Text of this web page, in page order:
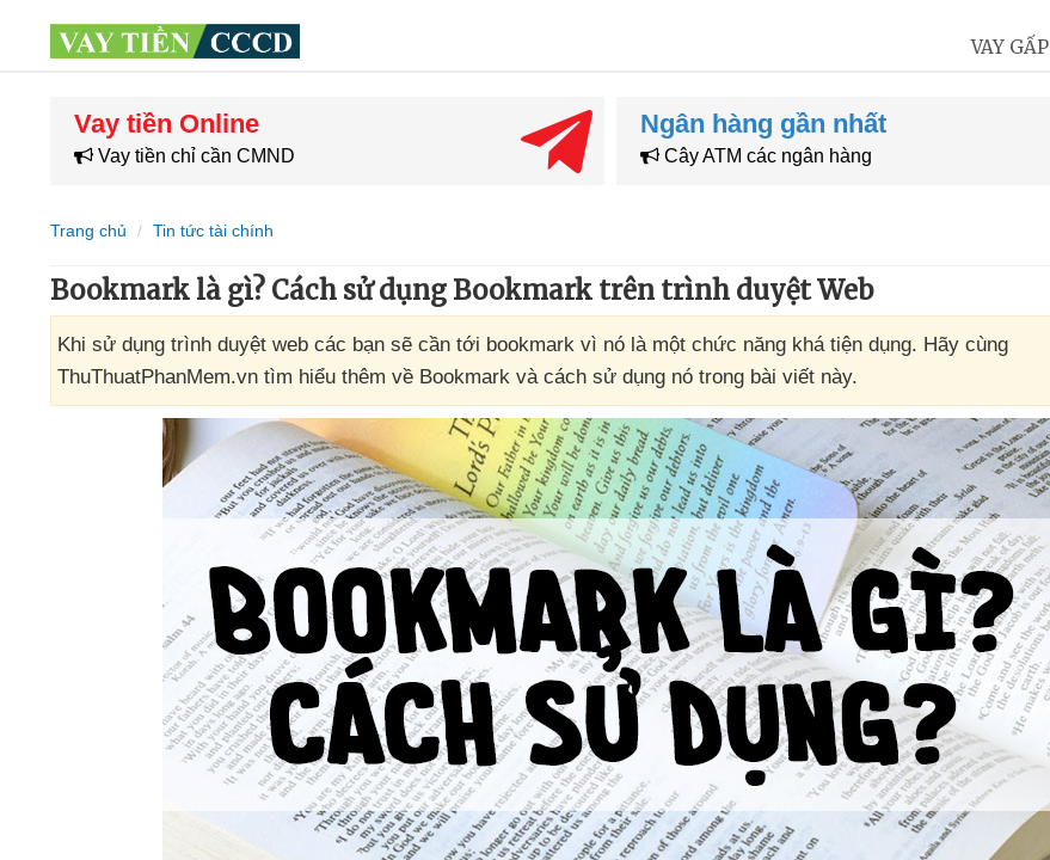
Vay tiền Online
Vay tiền chỉ cần CMND
Ngân hàng gần nhất
Cây ATM các ngân hàng
Trang chủ Tin tức tài chính
Bookmark là gì? Cách sử dụng Bookmark trên trình duyệt Web
Khi sử dụng trình duyệt web các bạn sẽ cần tới bookmark vì nó là một chức năng khá tiện dụng. Hãy cùng
ThuThuatPhanMem.vn tìm hiểu thêm về Bookmark và cách sử dụng nó trong bài viết này.
VAY GẤP